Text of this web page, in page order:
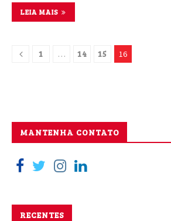
LEIA MAIS
1 … 14 15 16
MANTENHA CONTATO
RECENTES